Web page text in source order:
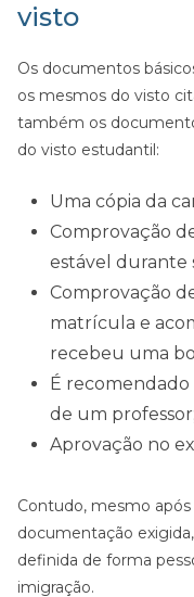
visto
Os documentos
os mesmos do visto
também os
do visto estudantil:
Uma cópia da
Comprovação
estável durante
Comprovação
matrícula e
recebeu uma
É
de um professor;
Aprovação no
Contudo, mesmo
documentação
definida de forma
imigração.